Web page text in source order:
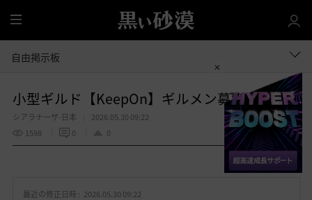
全
体
自由掲示板
小型ギルド【KeepOn】ギルメン募集中です
シアラナーザ-日本
2026.05.30 09:22
1598
0 0
お 共有する
最近の修正日時 : 2026.05.30 09:22